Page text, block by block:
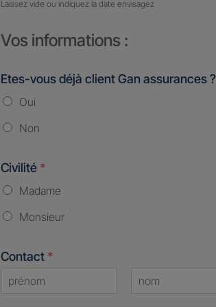
Laissez vide ou indiquez la date envisagez
Vos informations :
Etes-vous déjà client Gan assurances ?
Oui
Non
Civilité *
Madame
Monsieur
Contact *